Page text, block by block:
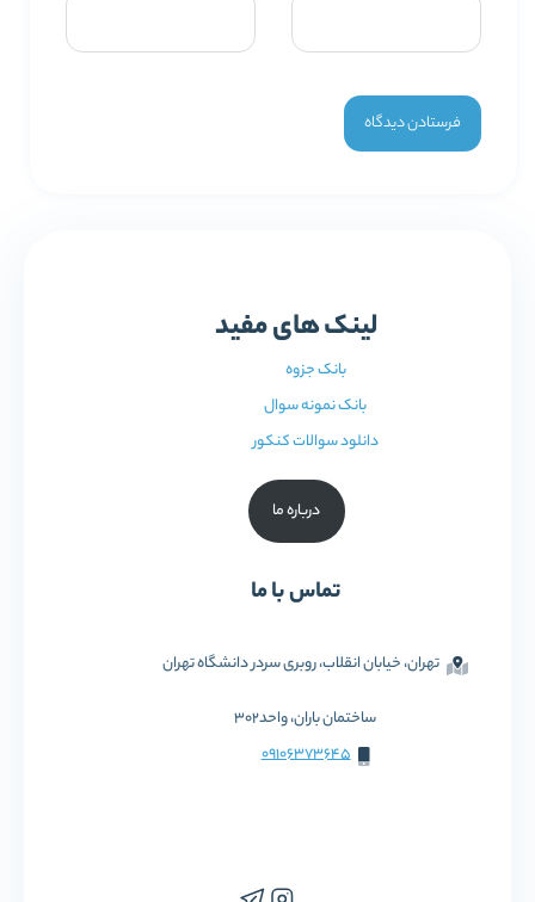
لینک های مفید
بانک جزوه
بانک نمونه سوال
دانلود سوالات کنکور
درباره ما
تماس با ما
تهران، خیابان انقلاب، روبری سردر دانشگاه تهران
ساختمان باران، واحد302
09106373645